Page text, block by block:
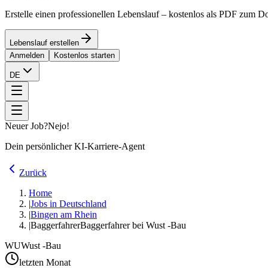
Erstelle einen professionellen Lebenslauf – kostenlos als PDF zum
Lebenslauf erstellen
Anmelden
Kostenlos starten
DE
Neuer Job?Nejo!
Dein persönlicher KI-Karriere-Agent
Zurück
Home
|Jobs in Deutschland
|Bingen am Rhein
|BaggerfahrerBaggerfahrer bei Wust -Bau
WUWust -Bau
letzten Monat